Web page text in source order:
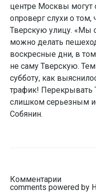
центре Москвы могут
опроверг слухи о
Тверскую улицу. «Мы
можно делать
воскресные дни, в
не саму Тверскую.
субботу, как
трафик! Перекрывать
слишком серьезным
Собянин.
Комментарии
comments powered by